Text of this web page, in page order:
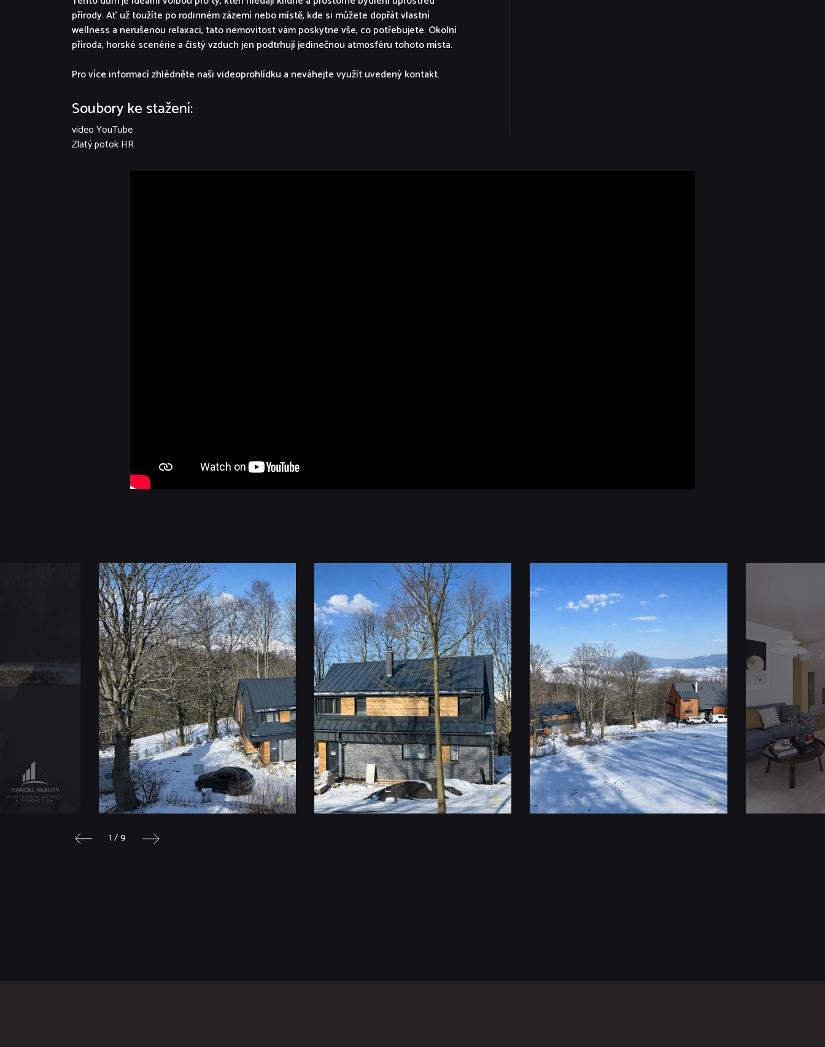
přírody. Ať už toužíte po rodinném zázemí nebo místě, kde si můžete dopřát vlastní
wellness a nerušenou relaxaci, tato nemovitost vám poskytne vše, co potřebujete. Okolní
příroda, horské scenérie a čistý vzduch jen podtrhují jedinečnou atmosféru tohoto místa.
Pro více informací zhlédněte naši videoprohlídku a neváhejte využít uvedený kontakt.
Soubory ke stažení:
video YouTube
Zlatý potok HR
1 / 9